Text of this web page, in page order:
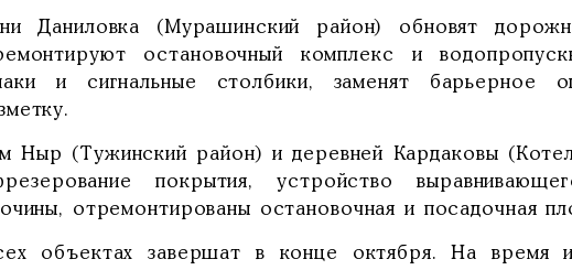
Даниловка (Мурашинский район) обновят
остановочный комплекс и
и сигнальные столбики, заменят барьерное
Ныр (Тужинский район) и деревней Кардаковы
покрытия, устройство
отремонтированы остановочная и посадочная
объектах завершат в конце октября. На время